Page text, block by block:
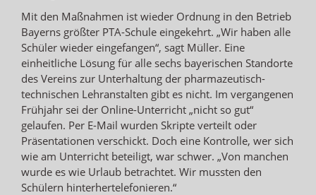
Mit den Maßnahmen ist wieder Ordnung in den Betrieb
Bayerns größter PTA-Schule eingekehrt. „Wir haben alle
Schüler wieder eingefangen“, sagt Müller. Eine
einheitliche Lösung für alle sechs bayerischen Standorte
des Vereins zur Unterhaltung der pharmazeutisch-
technischen Lehranstalten gibt es nicht. Im vergangenen
Frühjahr sei der Online-Unterricht „nicht so gut“
gelaufen. Per E-Mail wurden Skripte verteilt oder
Präsentationen verschickt. Doch eine Kontrolle, wer sich
wie am Unterricht beteiligt, war schwer. „Von manchen
wurde es wie Urlaub betrachtet. Wir mussten den
Schülern hinterhertelefonieren.“